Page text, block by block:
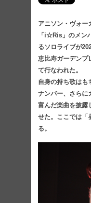
アニソン・ヴォー
「i☆Ris」のメン
るソロライブが
恵比寿ガーデンプ
て行なわれた。
自身の持ち歌はも
ナンバー、さらに
富んだ楽曲を披露
せた。ここでは「
る。